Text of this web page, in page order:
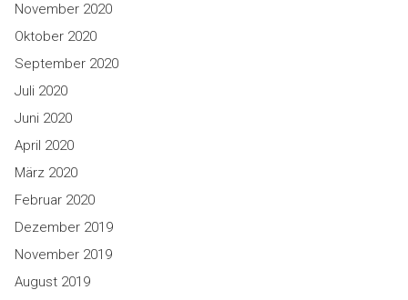
November 2020
Oktober 2020
September 2020
Juli 2020
Juni 2020
April 2020
März 2020
Februar 2020
Dezember 2019
November 2019
August 2019